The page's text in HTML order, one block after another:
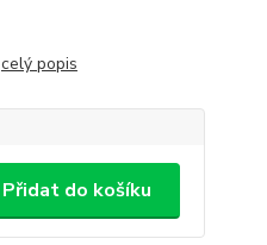
celý popis
Přidat do košíku